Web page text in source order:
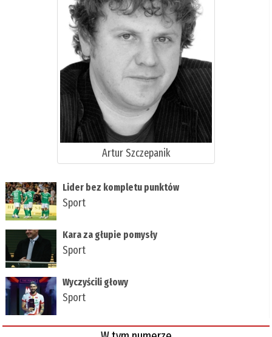
Artur Szczepanik
Lider bez kompletu punktów
Sport
Kara za głupie pomysły
Sport
Wyczyścili głowy
Sport